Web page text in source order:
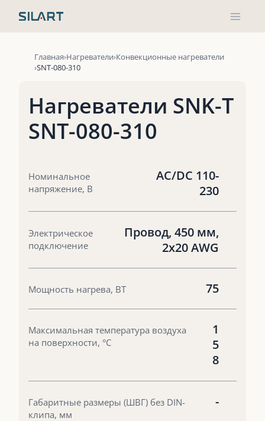
Главная Нагреватели Конвекционные нагреватели
SNT-080-310
Нагреватели SNK-T
SNT-080-310
Номинальное
напряжение, В
AC/DC 110-
230
Электрическое
подключение
Провод, 450 мм,
2х20 AWG
Мощность нагрева, ВТ 75
Максимальная температура воздуха
на поверхности, °С
1
5
8
Габаритные размеры (ШВГ) без DIN-
клипа, мм
-